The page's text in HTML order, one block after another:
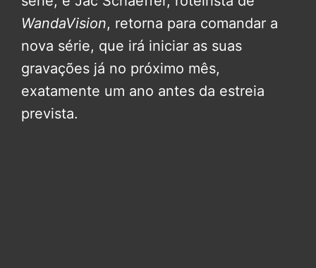
WandaVision, retorna para comandar a
nova série, que irá iniciar as suas
gravações já no próximo mês,
exatamente um ano antes da estreia
prevista.